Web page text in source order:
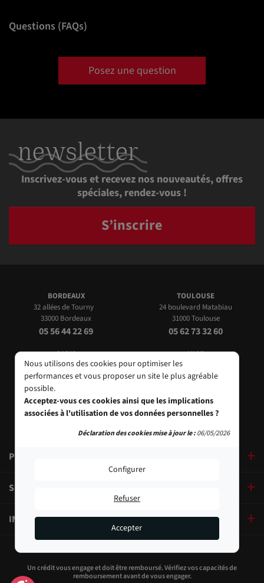
Questions (FAQs)
Posez une question
newsletter
Inscrivez-vous et recevez nos nouveautés, offres
spéciales, rendez-vous !
S’inscrire
BORDEAUX
32 allées de Tourny
33000 Bordeaux
05 56 44 22 69
PARIS
9, bd des Filles-du-Calvaire
75003 Paris
01 40 29 91 91
PRODUITS
SERVICES
INFORMATIONS
TOULOUSE
24 boulevard Matabiau
31000 Toulouse
05 62 73 32 60
NICE
24 Rue de l'Hôtel des Postes
06000 Nice
Un crédit vous engage et doit être remboursé. Vérifiez vos capacités de
remboursement avant de vous engager.
Nous utilisons des cookies pour optimiser les
performances et vous proposer un site le plus agréable
possible.
Acceptez-vous ces cookies ainsi que les implications
associées à l'utilisation de vos données personnelles ?
Configurer
Refuser
Accepter
Déclaration des cookies mise à jour le :06/05/2026